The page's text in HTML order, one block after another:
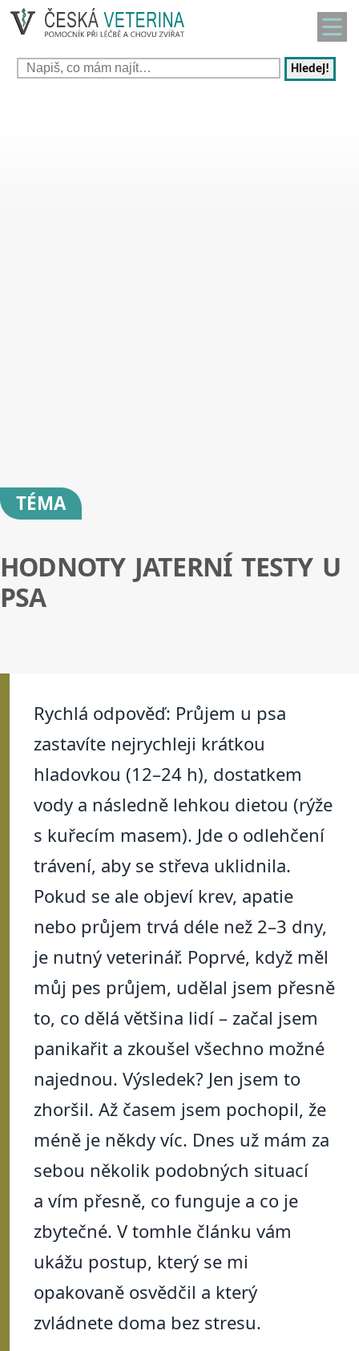
Hledej!
TÉMA
HODNOTY JATERNÍ TESTY U
PSA
Rychlá odpověď: Průjem u psa
zastavíte nejrychleji krátkou
hladovkou (12–24 h), dostatkem
vody a následně lehkou dietou (rýže
s kuřecím masem). Jde o odlehčení
trávení, aby se střeva uklidnila.
Pokud se ale objeví krev, apatie
nebo průjem trvá déle než 2–3 dny,
je nutný veterinář. Poprvé, když měl
můj pes průjem, udělal jsem přesně
to, co dělá většina lidí – začal jsem
panikařit a zkoušel všechno možné
najednou. Výsledek? Jen jsem to
zhoršil. Až časem jsem pochopil, že
méně je někdy víc. Dnes už mám za
sebou několik podobných situací
a vím přesně, co funguje a co je
zbytečné. V tomhle článku vám
ukážu postup, který se mi
opakovaně osvědčil a který
zvládnete doma bez stresu.